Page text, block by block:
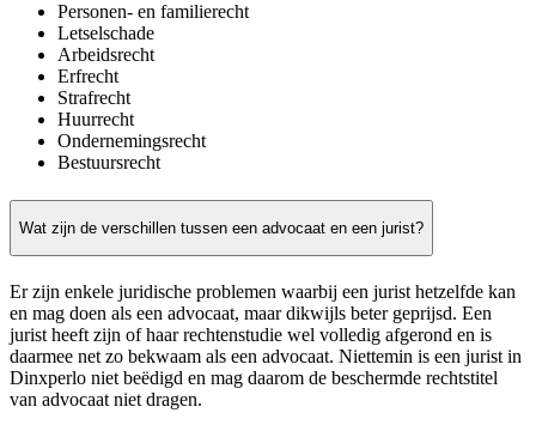
Personen- en familierecht
Letselschade
Arbeidsrecht
Erfrecht
Strafrecht
Huurrecht
Ondernemingsrecht
Bestuursrecht
Wat zijn de verschillen tussen een advocaat en een jurist?
Er zijn enkele juridische problemen waarbij een jurist hetzelfde kan
en mag doen als een advocaat, maar dikwijls beter geprijsd. Een
jurist heeft zijn of haar rechtenstudie wel volledig afgerond en is
daarmee net zo bekwaam als een advocaat. Niettemin is een jurist in
Dinxperlo niet beëdigd en mag daarom de beschermde rechtstitel
van advocaat niet dragen.